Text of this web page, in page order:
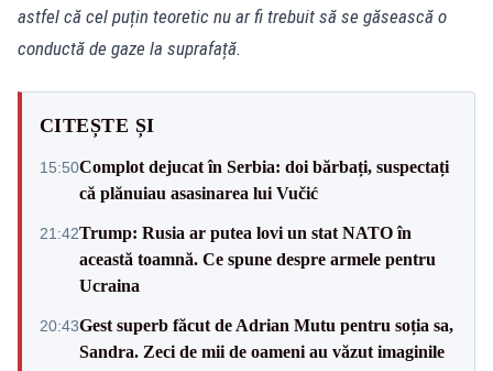
astfel că cel puțin teoretic nu ar fi trebuit să se găsească o
conductă de gaze la suprafață.
CITEȘTE ȘI
15:50Complot dejucat în Serbia: doi bărbați, suspectați
că plănuiau asasinarea lui Vučić
21:42Trump: Rusia ar putea lovi un stat NATO în
această toamnă. Ce spune despre armele pentru
Ucraina
20:43Gest superb făcut de Adrian Mutu pentru soția sa,
Sandra. Zeci de mii de oameni au văzut imaginile